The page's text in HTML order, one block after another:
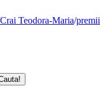
Crai Teodora-Maria/premii